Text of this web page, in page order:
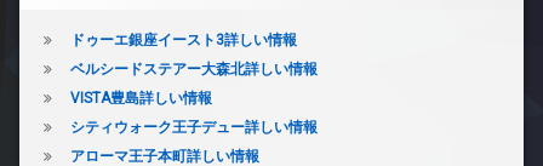
ドゥーエ銀座イースト3詳しい情報
ベルシードステアー大森北詳しい情報
VISTA豊島詳しい情報
シティウォーク王子デュー詳しい情報
アローマ王子本町詳しい情報